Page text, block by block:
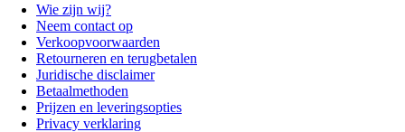
Wie zijn wij?
Neem contact op
Verkoopvoorwaarden
Retourneren en terugbetalen
Juridische disclaimer
Betaalmethoden
Prijzen en leveringsopties
Privacy verklaring